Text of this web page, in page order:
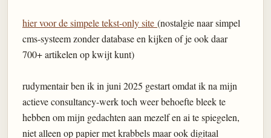
hier voor de simpele tekst-only site (nostalgie naar simpel
cms-systeem zonder database en kijken of je ook daar
700+ artikelen op kwijt kunt)
rudymentair ben ik in juni 2025 gestart omdat ik na mijn
actieve consultancy-werk toch weer behoefte bleek te
hebben om mijn gedachten aan mezelf en ai te spiegelen,
niet alleen op papier met krabbels maar ook digitaal